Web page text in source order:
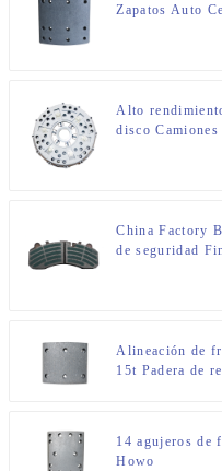
Zapatos Auto
Alto
disco
China Factory
de seguridad
Alineación de
15t Padera de
14 agujeros de
Howo